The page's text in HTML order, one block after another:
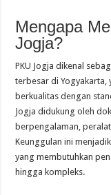
Mengapa
Jogja?
PKU Jogja dikenal
terbesar di Yogyakarta,
berkualitas dengan
Jogja didukung oleh
berpengalaman,
Keunggulan ini
yang membutuhkan
hingga kompleks.